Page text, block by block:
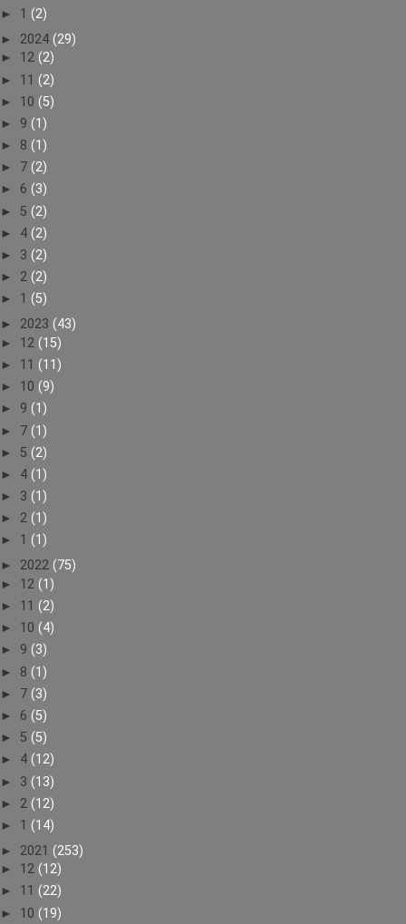
► 1 (2)
► 2024 (29)
► 12 (2)
► 11 (2)
► 10 (5)
► 9 (1)
► 8 (1)
► 7 (2)
► 6 (3)
► 5 (2)
► 4 (2)
► 3 (2)
► 2 (2)
► 1 (5)
► 2023 (43)
► 12 (15)
► 11 (11)
► 10 (9)
► 9 (1)
► 7 (1)
► 5 (2)
► 4 (1)
► 3 (1)
► 2 (1)
► 1 (1)
► 2022 (75)
► 12 (1)
► 11 (2)
► 10 (4)
► 9 (3)
► 8 (1)
► 7 (3)
► 6 (5)
► 5 (5)
► 4 (12)
► 3 (13)
► 2 (12)
► 1 (14)
► 2021 (253)
► 12 (12)
► 11 (22)
► 10 (19)